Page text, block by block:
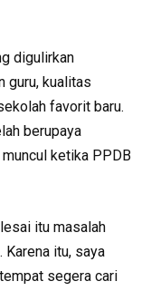
digulirkan
guru, kualitas
favorit baru.
berupaya
ketika PPDB
itu masalah
itu, saya
segera cari